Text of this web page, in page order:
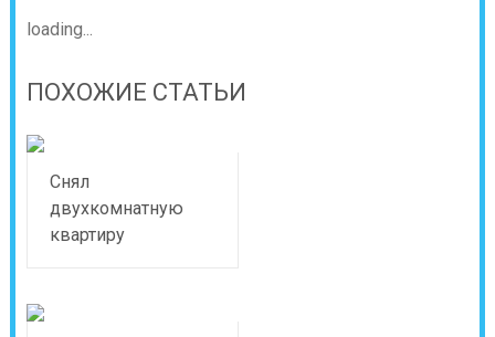
loading...
ПОХОЖИЕ СТАТЬИ
Снял
двухкомнатную
квартиру